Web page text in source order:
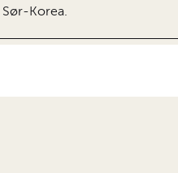
Sør-Korea.